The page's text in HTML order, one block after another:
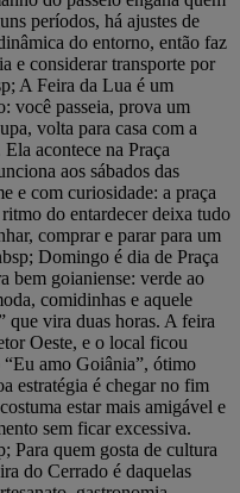
períodos, há ajustes de
do entorno, então faz
e considerar transporte por
A Feira da Lua é um
você passeia, prova um
volta para casa com a
acontece na Praça
aos sábados das
e com curiosidade: a praça
do entardecer deixa tudo
comprar e parar para um
Domingo é dia de Praça
bem goianiense: verde ao
comidinhas e aquele
que vira duas horas. A feira
Oeste, e o local ficou
amo Goiânia”, ótimo
estratégia é chegar no fim
estar mais amigável e
sem ficar excessiva.
Para quem gosta de cultura
do Cerrado é daquelas